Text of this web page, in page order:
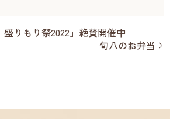
りもり祭2022」絶賛開催中
旬八のお弁当